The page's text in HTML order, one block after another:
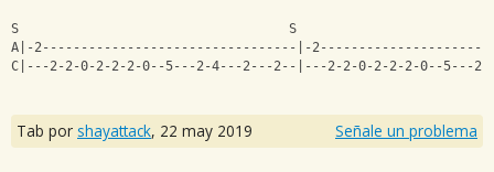
S                                   S
A|-2---------------------------------|-
C|---2-2-0-2-2-2-0--5---2-4---2---2--|---2-2-0-2-2-2-0--
Tab por shayattack, 22 may 2019 Señale un problema